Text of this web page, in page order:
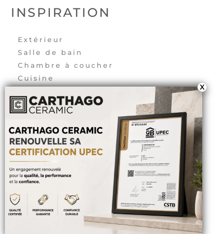
INSPIRATION
Extérieur
Salle de bain
Chambre à coucher
Cuisine
X